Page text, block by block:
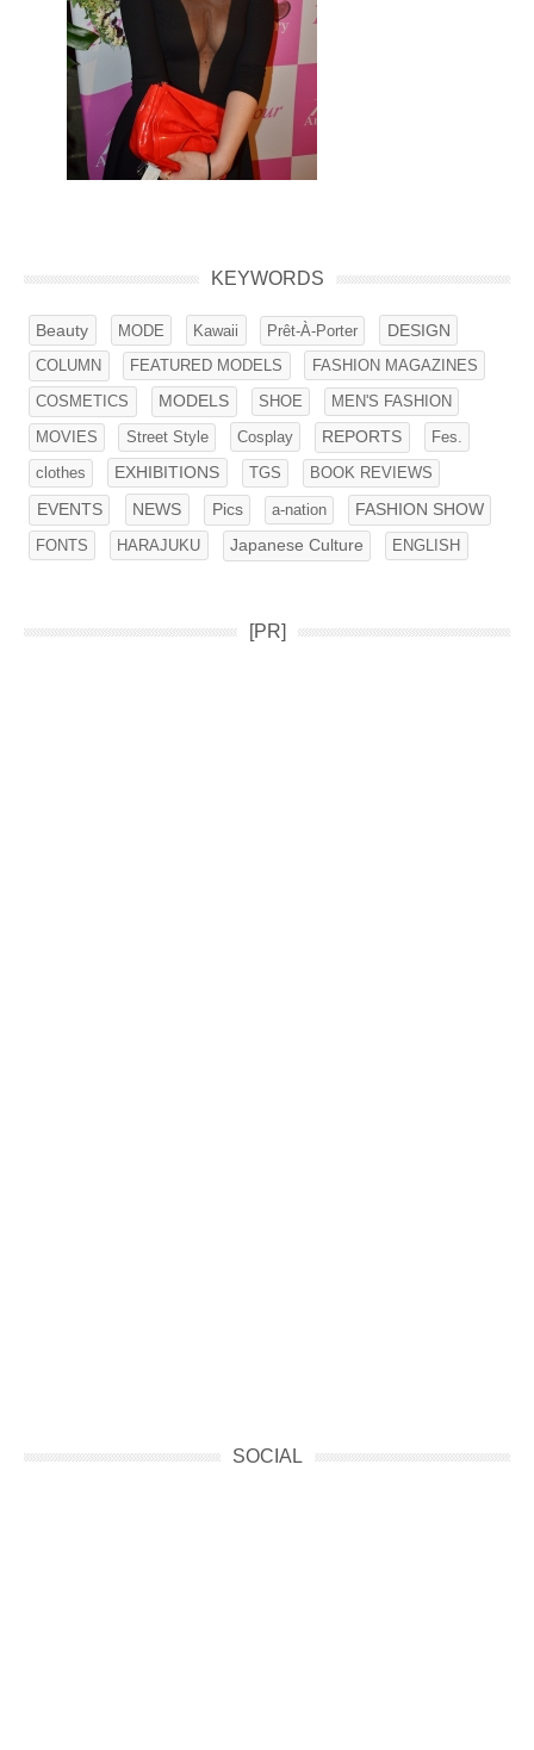
KEYWORDS
Beauty MODE Kawaii Prêt-À-Porter
DESIGN
COLUMN
FEATURED MODELS
FASHION MAGAZINES
COSMETICS
MODELS SHOE MEN'S FASHION
MOVIES Street Style Cosplay REPORTS
Fes.
clothes
EXHIBITIONS TGS BOOK REVIEWS
EVENTS NEWS Pics a-nation FASHION SHOW
FONTS HARAJUKU Japanese Culture ENGLISH
[PR]
SOCIAL